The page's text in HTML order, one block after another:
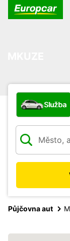
Jaký typ
Služba
Půjčovna aut